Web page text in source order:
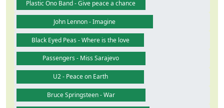
Plastic Ono Band - Give peace a chance
John Lennon - Imagine
Black Eyed Peas - Where is the love
Passengers - Miss Sarajevo
U2 - Peace on Earth
Bruce Springsteen - War